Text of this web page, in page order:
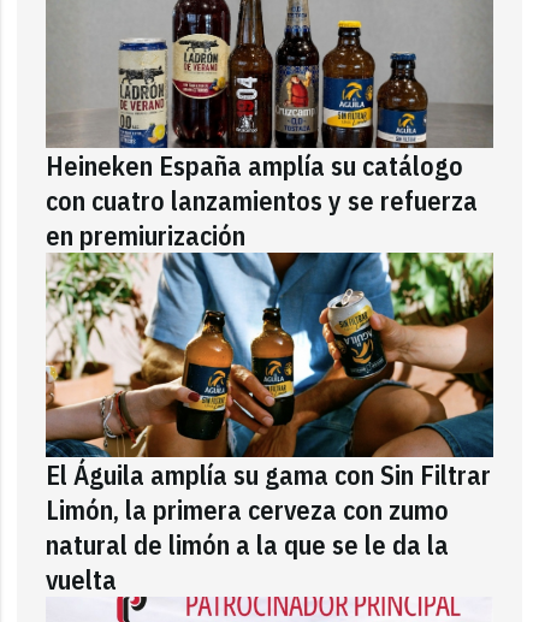
Heineken España amplía su catálogo
con cuatro lanzamientos y se refuerza
en premiurización
El Águila amplía su gama con Sin Filtrar
Limón, la primera cerveza con zumo
natural de limón a la que se le da la
vuelta